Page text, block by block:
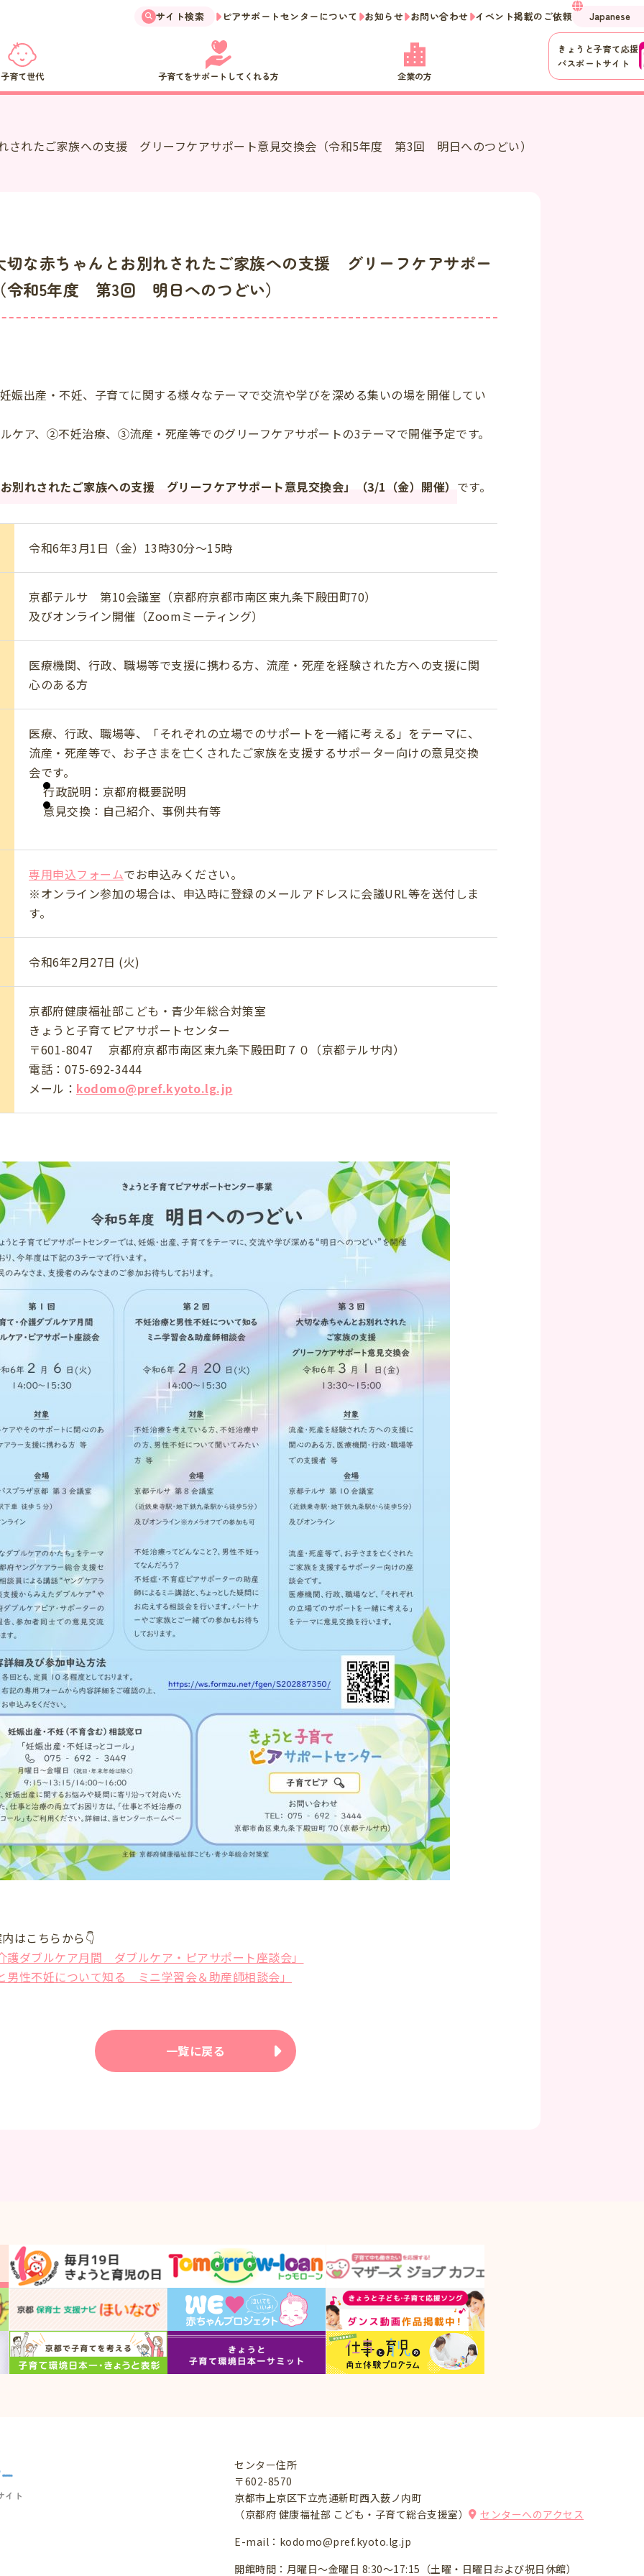
子育て世代 子育てをサポートしてくれる方 企業の方
サイト検索 ピアサポートセンターについて お知らせ お問い合わせ イベント掲載のご依頼
きょうと子育て応援
パスポートサイト
されたご家族への支援 グリーフケアサポート意見交換会（令和5年度 第3回 明日へのつどい）
切な赤ちゃんとお別れされたご家族への支援 グリーフケアサポー
令和5年度 第3回 明日へのつどい）
出産・不妊、子育てに関する様々なテーマで交流や学びを深める集いの場を開催してい
ア、②不妊治療、③流産・死産等でのグリーフケアサポートの3テーマで開催予定です。
別れされたご家族への支援 グリーフケアサポート意見交換会」（3/1（金）開催） です。
令和6年3月1日（金）13時30分～15時
京都テルサ 第10会議室（京都府京都市南区東九条下殿田町70）
及びオンライン開催（Zoomミーティング）
医療機関、行政、職場等で支援に携わる方、流産・死産を経験された方への支援に関
心のある方
医療、行政、職場等、「それぞれの立場でのサポートを一緒に考える」をテーマに、
流産・死産等で、お子さまを亡くされたご家族を支援するサポーター向けの意見交換
会です。
行政説明：京都府概要説明
意見交換：自己紹介、事例共有等
専用申込フォームでお申込みください。
※オンライン参加の場合は、申込時に登録のメールアドレスに会議URL等を送付しま
す。
令和6年2月27日 (火)
京都府健康福祉部こども・青少年総合対策室
きょうと子育てピアサポートセンター
〒601-8047 京都府京都市南区東九条下殿田町７０（京都テルサ内）
電話： 075-692-3444
メール： kodomo@pref.kyoto.lg.jp
はこちらから👇
ダブルケア月間 ダブルケア・ピアサポート座談会」
性不妊について知る ミニ学習会＆助産師相談会」
一覧に戻る
イト
センター住所
〒602-8570
京都市上京区下立売通新町西入薮ノ内町
（京都府 健康福祉部 こども・子育て総合支援室）
センターへのアクセス
E-mail： kodomo@pref.kyoto.lg.jp
開館時間：月曜日～金曜日 8:30～17:15（土曜・日曜日および祝日休館）